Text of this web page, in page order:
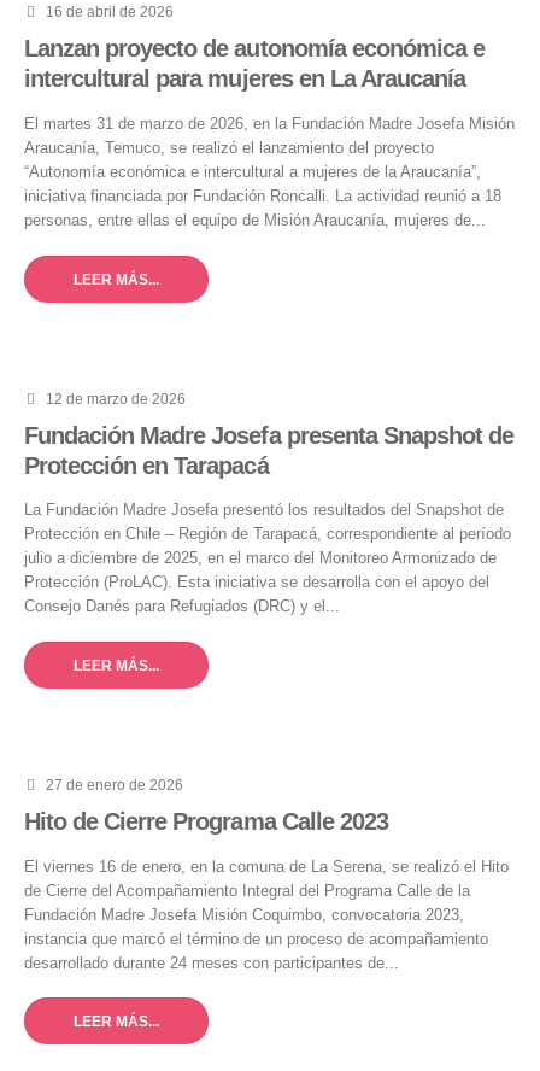
16 de abril de 2026
Lanzan proyecto de autonomía económica e
intercultural para mujeres en La Araucanía
El martes 31 de marzo de 2026, en la Fundación Madre Josefa Misión
Araucanía, Temuco, se realizó el lanzamiento del proyecto
“Autonomía económica e intercultural a mujeres de la Araucanía”,
iniciativa financiada por Fundación Roncalli. La actividad reunió a 18
personas, entre ellas el equipo de Misión Araucanía, mujeres de...
LEER MÁS...
12 de marzo de 2026
Fundación Madre Josefa presenta Snapshot de
Protección en Tarapacá
La Fundación Madre Josefa presentó los resultados del Snapshot de
Protección en Chile – Región de Tarapacá, correspondiente al período
julio a diciembre de 2025, en el marco del Monitoreo Armonizado de
Protección (ProLAC). Esta iniciativa se desarrolla con el apoyo del
Consejo Danés para Refugiados (DRC) y el...
LEER MÁS...
27 de enero de 2026
Hito de Cierre Programa Calle 2023
El viernes 16 de enero, en la comuna de La Serena, se realizó el Hito
de Cierre del Acompañamiento Integral del Programa Calle de la
Fundación Madre Josefa Misión Coquimbo, convocatoria 2023,
instancia que marcó el término de un proceso de acompañamiento
desarrollado durante 24 meses con participantes de...
LEER MÁS...